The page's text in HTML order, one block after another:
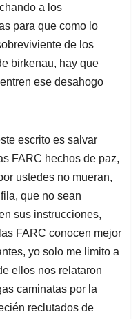
a los
para que como lo
de los
birkenau, hay que
ese desahogo
escrito es salvar
FARC hechos de paz,
ustedes no mueran,
que no sean
sus instrucciones,
FARC conocen mejor
yo solo me limito a
ellos nos relataron
caminatas por la
reclutados de